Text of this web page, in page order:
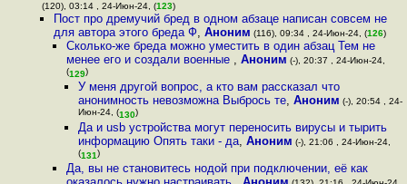
(120), 03:14 , 24-Июн-24, (123)
Пост про дремучий бред в одном абзаце написан совсем не
для автора этого бреда Ф,Аноним (116), 09:34 , 24-Июн-24, (126)
Сколько-же бреда можно уместить в один абзац Тем не
менее его и создали военные , Аноним (-), 20:37 , 24-Июн-24,
(129)
У меня другой вопрос, а кто вам рассказал что
анонимность невозможна Выбрось те, Аноним (-), 20:54 , 24-
Июн-24, (130)
Да и usb устройства могут переносить вирусы и тырить
информацию Опять таки - да, Аноним (-), 21:06 , 24-Июн-24,
(131)
Да, вы не становитесь нодой при подключении, её как